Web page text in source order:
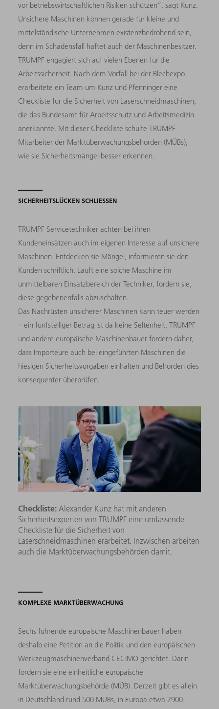
vor betriebswirtschaftlichen Risiken schützen”, sagt Kunz.
Unsichere Maschinen können gerade für kleine und
mittelständische Unternehmen existenzbedrohend sein,
denn im Schadensfall haftet auch der Maschinenbesitzer.
TRUMPF engagiert sich auf vielen Ebenen für die
Arbeitssicherheit. Nach dem Vorfall bei der Blechexpo
erarbeitete ein Team um Kunz und Pfenninger eine
Checkliste für die Sicherheit von Laserschneidmaschinen,
die das Bundesamt für Arbeitsschutz und Arbeitsmedizin
anerkannte. Mit dieser Checkliste schulte TRUMPF
Mitarbeiter der Marktüberwachungsbehörden (MÜBs),
wie sie Sicherheitsmängel besser erkennen.
SICHERHEITSLÜCKEN SCHLIESSEN
TRUMPF Servicetechniker achten bei ihren
Kundeneinsätzen auch im eigenen Interesse auf unsichere
Maschinen. Entdecken sie Mängel, informieren sie den
Kunden schriftlich. Läuft eine solche Maschine im
unmittelbaren Einsatzbereich der Techniker, fordern sie,
diese gegebenenfalls abzuschalten.
Das Nachrüsten unsicherer Maschinen kann teuer werden
– ein fünfstelliger Betrag ist da keine Seltenheit. TRUMPF
und andere europäische Maschinenbauer fordern daher,
dass Importeure auch bei eingeführten Maschinen die
hiesigen Sicherheitsvorgaben einhalten und Behörden dies
konsequenter überprüfen.
Checkliste: Alexander Kunz hat mit anderen
Sicherheitsexperten von TRUMPF eine umfassende
Checkliste für die Sicherheit von
Laserschneidmaschinen erarbeitet. Inzwischen arbeiten
auch die Marktüberwachungsbehörden damit.
KOMPLEXE MARKTÜBERWACHUNG
Sechs führende europäische Maschinenbauer haben
deshalb eine Petition an die Politik und den europäischen
Werkzeugmaschinenverband CECIMO gerichtet. Darin
fordern sie eine einheitliche europäische
Marktüberwachungsbehörde (MÜB). Derzeit gibt es allein
in Deutschland rund 500 MÜBs, in Europa etwa 2900.